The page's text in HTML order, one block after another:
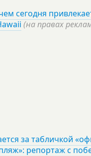
сегодня
(на правах
за табличкой
репортаж с